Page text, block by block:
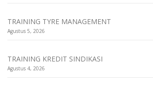
TRAINING TYRE MANAGEMENT
Agustus 5, 2026
TRAINING KREDIT SINDIKASI
Agustus 4, 2026